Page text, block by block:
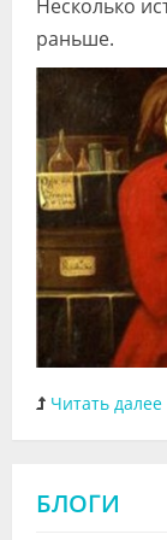
Видео
Форум
Клиники
Специалисты
Галерея
Блоги
Лаборатории
Несколько
раньше.
Читать далее
БЛОГИ